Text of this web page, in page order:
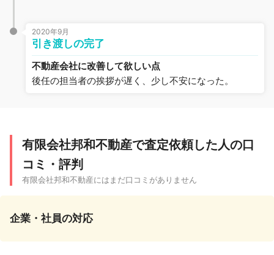
2020年9月
引き渡しの完了
不動産会社に改善して欲しい点
後任の担当者の挨拶が遅く、少し不安になった。
有限会社邦和不動産で査定依頼した人の口
コミ・評判
有限会社邦和不動産にはまだ口コミがありません
企業・社員の対応